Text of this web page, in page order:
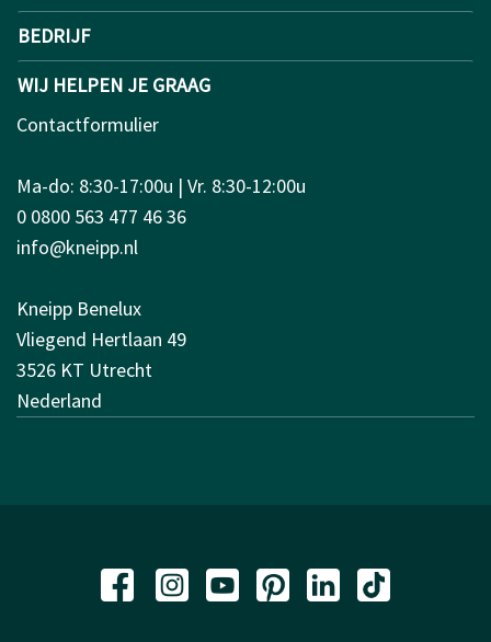
BEDRIJF
WIJ HELPEN JE GRAAG
Contactformulier
Ma-do: 8:30-17:00u | Vr. 8:30-12:00u
0 0800 563 477 46 36
info@kneipp.nl
Kneipp Benelux
Vliegend Hertlaan 49
3526 KT Utrecht
Nederland